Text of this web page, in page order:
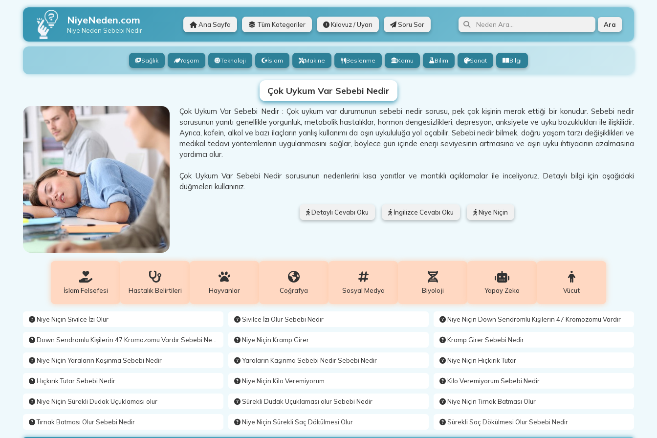
NiyeNeden.com
Niye Neden Sebebi Nedir
Ana Sayfa Tüm Kategoriler Kılavuz / Uyarı Soru Sor Ara
Sağlık Yaşam Teknoloji İslam Makine Beslenme Kamu Bilim Sanat Bilgi
Çok Uykum Var Sebebi Nedir
Çok Uykum Var Sebebi Nedir : Çok uykum var durumunun sebebi nedir sorusu, pek çok kişinin merak ettiği bir konudur. Sebebi nedir
sorusunun yanıtı genellikle yorgunluk, metabolik hastalıklar, hormon dengesizlikleri, depresyon, anksiyete ve uyku bozuklukları ile ilişkilidir.
Ayrıca, kafein, alkol ve bazı ilaçların yanlış kullanımı da aşırı uykululuğa yol açabilir. Sebebi nedir bilmek, doğru yaşam tarzı değişiklikleri ve
medikal tedavi yöntemlerinin uygulanmasını sağlar, böylece gün içinde enerji seviyesinin artmasına ve aşırı uyku ihtiyacının azalmasına
yardımcı olur.
Çok Uykum Var Sebebi Nedir sorusunun nedenlerini kısa yanıtlar ve mantıklı açıklamalar ile inceliyoruz. Detaylı bilgi için aşağıdaki
düğmeleri kullanınız.
Detaylı Cevabı Oku İngilizce Cevabı Oku Niye Niçin
İslam Felsefesi Hastalık Belirtileri Hayvanlar Coğrafya Sosyal Medya Biyoloji Yapay Zeka Vücut
Niye Niçin Sivilce İzi Olur Sivilce İzi Olur Sebebi Nedir Niye Niçin Down Sendromlu Kişilerin 47 Kromozomu Vardır
Down Sendromlu Kişilerin 47 Kromozomu Vardır Sebebi Nedir Niye Niçin Kramp Girer Kramp Girer Sebebi Nedir
Niye Niçin Yaraların Kaşınma Sebebi Nedir Yaraların Kaşınma Sebebi Nedir Sebebi Nedir Niye Niçin Hıçkırık Tutar
Hıçkırık Tutar Sebebi Nedir Niye Niçin Kilo Veremiyorum Kilo Veremiyorum Sebebi Nedir
Niye Niçin Sürekli Dudak Uçuklaması olur Sürekli Dudak Uçuklaması olur Sebebi Nedir Niye Niçin Tırnak Batması Olur
Tırnak Batması Olur Sebebi Nedir Niye Niçin Sürekli Saç Dökülmesi Olur Sürekli Saç Dökülmesi Olur Sebebi Nedir